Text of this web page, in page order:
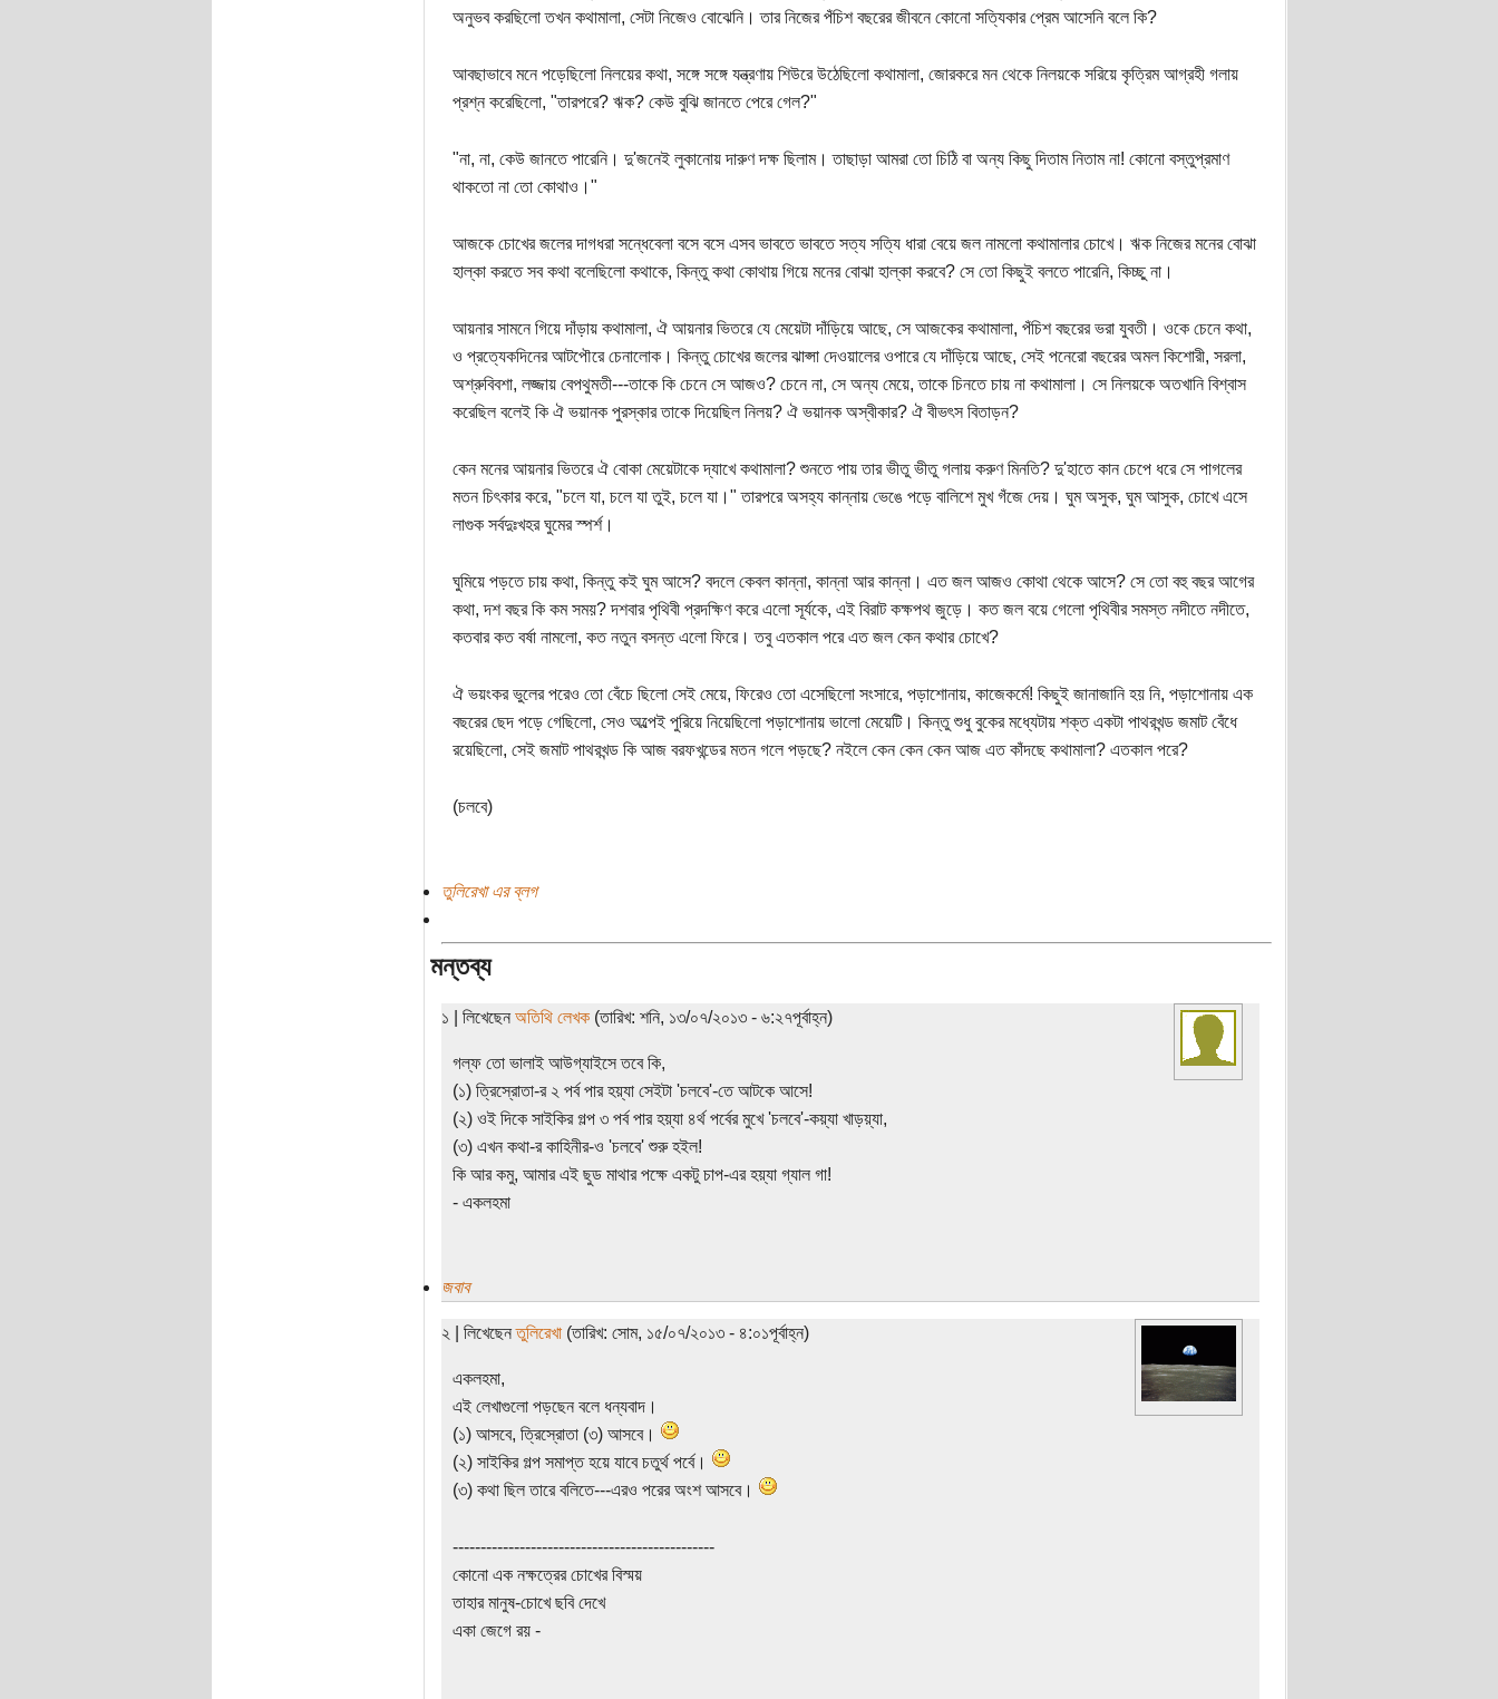
অনুভব করছিলো তখন কথামালা, সেটা নিজেও বোঝেনি। তার নিজের পঁচিশ বছরের জীবনে কোনো সত্যিকার প্রেম আসেনি বলে কি?
আবছাভাবে মনে পড়েছিলো নিলয়ের কথা, সঙ্গে সঙ্গে যন্ত্রণায় শিউরে উঠেছিলো কথামালা, জোরকরে মন থেকে নিলয়কে সরিয়ে কৃত্রিম আগ্রহী গলায়
প্রশ্ন করেছিলো, "তারপরে? ঋক? কেউ বুঝি জানতে পেরে গেল?"
"না, না, কেউ জানতে পারেনি। দু'জনেই লুকানোয় দারুণ দক্ষ ছিলাম। তাছাড়া আমরা তো চিঠি বা অন্য কিছু দিতাম নিতাম না! কোনো বস্তুপ্রমাণ
থাকতো না তো কোথাও।"
আজকে চোখের জলের দাগধরা সন্ধেবেলা বসে বসে এসব ভাবতে ভাবতে সত্য সত্যি ধারা বেয়ে জল নামলো কথামালার চোখে। ঋক নিজের মনের বোঝা
হাল্কা করতে সব কথা বলেছিলো কথাকে, কিন্তু কথা কোথায় গিয়ে মনের বোঝা হাল্কা করবে? সে তো কিছুই বলতে পারেনি, কিচ্ছু না।
আয়নার সামনে গিয়ে দাঁড়ায় কথামালা, ঐ আয়নার ভিতরে যে মেয়েটা দাঁড়িয়ে আছে, সে আজকের কথামালা, পঁচিশ বছরের ভরা যুবতী। ওকে চেনে কথা,
ও প্রত্যেকদিনের আটপৌরে চেনালোক। কিন্তু চোখের জলের ঝাপ্সা দেওয়ালের ওপারে যে দাঁড়িয়ে আছে, সেই পনেরো বছরের অমল কিশোরী, সরলা,
অশ্রুবিবশা, লজ্জায় বেপথুমতী---তাকে কি চেনে সে আজও? চেনে না, সে অন্য মেয়ে, তাকে চিনতে চায় না কথামালা। সে নিলয়কে অতখানি বিশ্বাস
করেছিল বলেই কি ঐ ভয়ানক পুরস্কার তাকে দিয়েছিল নিলয়? ঐ ভয়ানক অস্বীকার? ঐ বীভৎস বিতাড়ন?
কেন মনের আয়নার ভিতরে ঐ বোকা মেয়েটাকে দ্যাখে কথামালা? শুনতে পায় তার ভীতু ভীতু গলায় করুণ মিনতি? দু'হাতে কান চেপে ধরে সে পাগলের
মতন চিৎকার করে, "চলে যা, চলে যা তুই, চলে যা।" তারপরে অসহ্য কান্নায় ভেঙে পড়ে বালিশে মুখ গঁজে দেয়। ঘুম অসুক, ঘুম আসুক, চোখে এসে
লাগুক সর্বদুঃখহর ঘুমের স্পর্শ।
ঘুমিয়ে পড়তে চায় কথা, কিন্তু কই ঘুম আসে? বদলে কেবল কান্না, কান্না আর কান্না। এত জল আজও কোথা থেকে আসে? সে তো বহু বছর আগের
কথা, দশ বছর কি কম সময়? দশবার পৃথিবী প্রদক্ষিণ করে এলো সূর্যকে, এই বিরাট কক্ষপথ জুড়ে। কত জল বয়ে গেলো পৃথিবীর সমস্ত নদীতে নদীতে,
কতবার কত বর্ষা নামলো, কত নতুন বসন্ত এলো ফিরে। তবু এতকাল পরে এত জল কেন কথার চোখে?
ঐ ভয়ংকর ভুলের পরেও তো বেঁচে ছিলো সেই মেয়ে, ফিরেও তো এসেছিলো সংসারে, পড়াশোনায়, কাজেকর্মে! কিছুই জানাজানি হয় নি, পড়াশোনায় এক
বছরের ছেদ পড়ে গেছিলো, সেও অল্পেই পুরিয়ে নিয়েছিলো পড়াশোনায় ভালো মেয়েটি। কিন্তু শুধু বুকের মধ্যেটায় শক্ত একটা পাথরখন্ড জমাট বেঁধে
রয়েছিলো, সেই জমাট পাথরখন্ড কি আজ বরফখন্ডের মতন গলে পড়ছে? নইলে কেন কেন কেন আজ এত কাঁদছে কথামালা? এতকাল পরে?
(চলবে)
তুলিরেখা এর ব্লগ
মন্তব্য
১ | লিখেছেন অতিথি লেখক(তারিখ: শনি, ১৩/০৭/২০১৩ - ৬:২৭পূর্বাহ্ন)
গল্ফ তো ভালাই আউগ্যাইসে তবে কি,
(১) ত্রিস্রোতা-র ২ পর্ব পার হয়্যা সেইটা 'চলবে'-তে আটকে আসে!
(২) ওই দিকে সাইকির গল্প ৩ পর্ব পার হয়্যা ৪র্থ পর্বের মুখে 'চলবে'-কয়্যা খাড়য়্যা,
(৩) এখন কথা-র কাহিনীর-ও 'চলবে' শুরু হইল!
কি আর কমু, আমার এই ছুড মাথার পক্ষে একটু চাপ-এর হয়্যা গ্যাল গা!
- একলহমা
জবাব
২ | লিখেছেনতুলিরেখা(তারিখ: সোম, ১৫/০৭/২০১৩ - ৪:০১পূর্বাহ্ন)
একলহমা,
এই লেখাগুলো পড়ছেন বলে ধন্যবাদ।
(১) আসবে, ত্রিস্রোতা (৩) আসবে।
(২) সাইকির গল্প সমাপ্ত হয়ে যাবে চতুর্থ পর্বে।
(৩) কথা ছিল তারে বলিতে---এরও পরের অংশ আসবে।
-----------------------------------------------
কোনো এক নক্ষত্রের চোখের বিস্ময়
তাহার মানুষ-চোখে ছবি দেখে
একা জেগে রয় -